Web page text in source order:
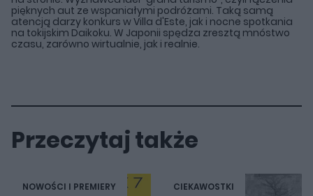
pięknych aut ze wspaniałymi podróżami. Taką samą
atencją darzy konkurs w Villa d'Este, jak i nocne spotkania
na tokijskim Daikoku. W Japonii spędza zresztą mnóstwo
czasu, zarówno wirtualnie, jak i realnie.
Przeczytaj także
NOWOŚCI I PREMIERY CIEKAWOSTKI